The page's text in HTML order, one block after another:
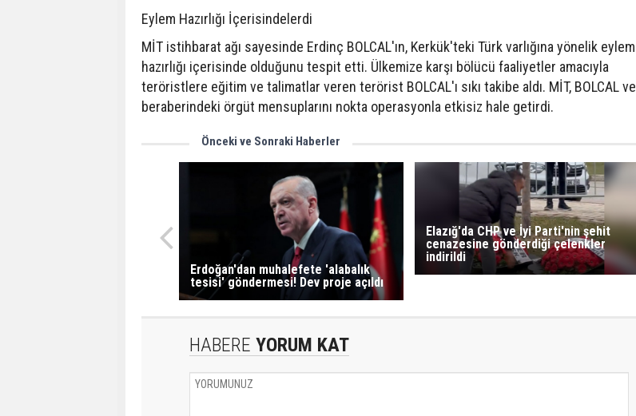
Eylem Hazırlığı İçerisindelerdi
MİT istihbarat ağı sayesinde Erdinç BOLCAL'ın, Kerkük'teki Türk varlığına yönelik eylem
hazırlığı içerisinde olduğunu tespit etti. Ülkemize karşı bölücü faaliyetler amacıyla
teröristlere eğitim ve talimatlar veren terörist BOLCAL'ı sıkı takibe aldı. MİT, BOLCAL ve
beraberindeki örgüt mensuplarını nokta operasyonla etkisiz hale getirdi.
Önceki ve Sonraki Haberler
Erdoğan'dan muhalefete 'alabalık
tesisi' göndermesi! Dev proje açıldı
Elazığ'da CHP ve İyi Parti'nin şehit
cenazesine gönderdiği çelenkler
indirildi
HABERE YORUM KAT